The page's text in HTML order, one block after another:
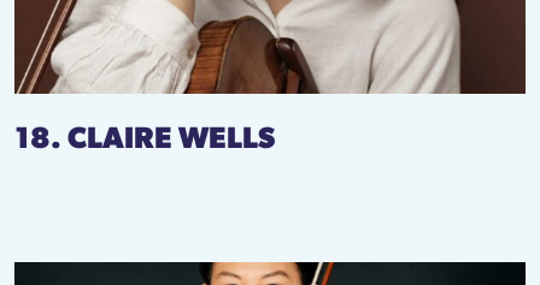
18. CLAIRE WELLS